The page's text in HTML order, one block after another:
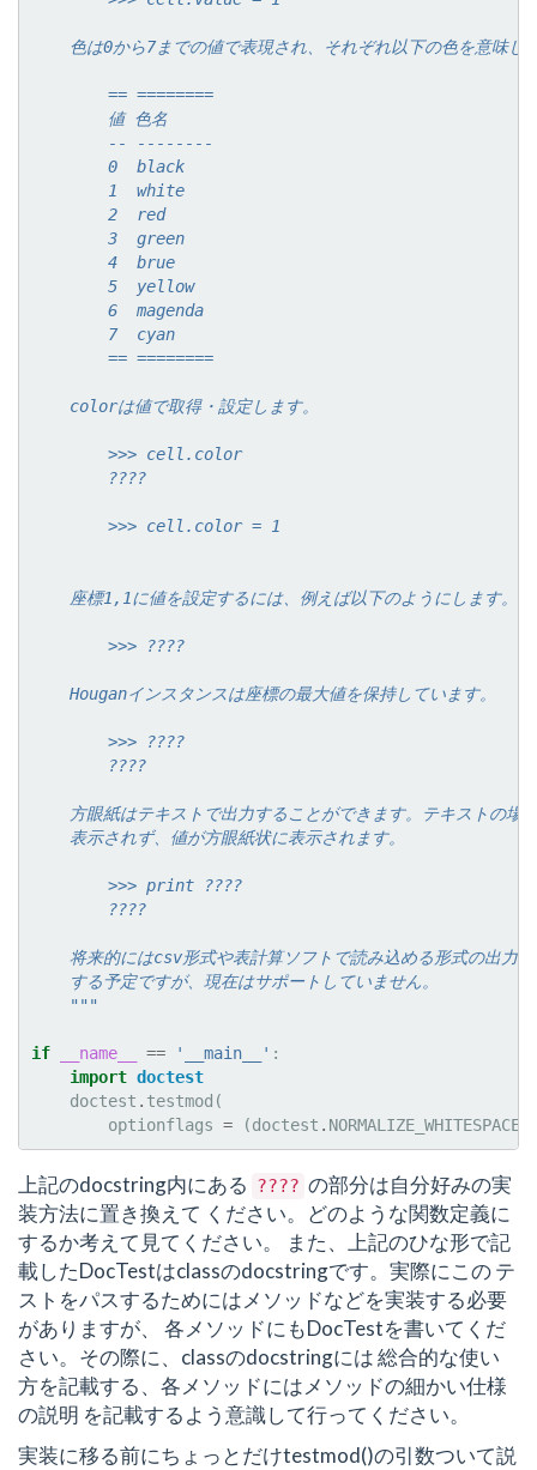
色は0から7までの値で表現され、それぞれ以下の色を意味し
        == ========
        値 色名
        -- --------
        0  black
        1  white
        2  red
        3  green
        4  brue
        5  yellow
        6  magenda
        7  cyan
        == ========
    colorは値で取得・設定します。
        >>> cell.color
        ????
        >>> cell.color = 1
    座標1,1に値を設定するには、例えば以下のようにします。
        >>> ????
    Houganインスタンスは座標の最大値を保持しています。
        >>> ????
        ????
方眼紙はテキストで出力することができます。テキストの場
    表示されず、値が方眼紙状に表示されます。
        >>> print ????
        ????
将来的にはcsv形式や表計算ソフトで読み込める形式の出力
    する予定ですが、現在はサポートしていません。
    """
if __name__ == '__main__' :
import doctest
doctest . testmod (
optionflags = (doctest . NORMALIZE_WHITESPACE
上記のdocstring内にある ???? の部分は自分好みの実
装方法に置き換えて ください。どのような関数定義に
するか考えて見てください。 また、上記のひな形で記
載したDocTestはclassのdocstringです。実際にこの テ
ストをパスするためにはメソッドなどを実装する必要
がありますが、 各メソッドにもDocTestを書いてくだ
さい。その際に、classのdocstringには 総合的な使い
方を記載する、各メソッドにはメソッドの細かい仕様
の説明 を記載するよう意識して行ってください。
実装に移る前にちょっとだけtestmod()の引数ついて説